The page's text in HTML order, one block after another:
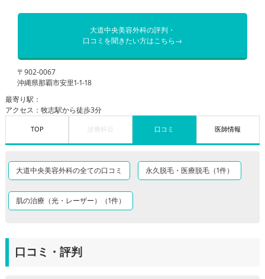
大道中央美容外科の評判・
口コミを聞きたい方はこちら→
〒902-0067
沖縄県那覇市安里1-1-18
最寄り駅：
アクセス：牧志駅から徒歩3分
TOP 診療科目 口コミ 医師情報
大道中央美容外科の全ての口コミ 永久脱毛・医療脱毛（1件）
肌の治療（光・レーザー）（1件）
口コミ・評判